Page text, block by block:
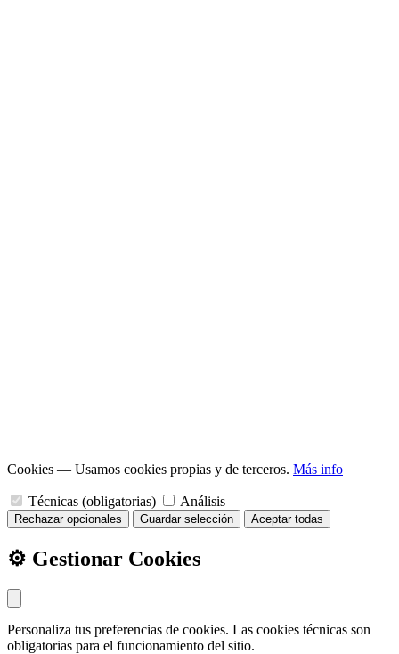
Cookies — Usamos cookies propias y de terceros. Más info
Técnicas (obligatorias) Análisis
Rechazar opcionales Guardar selección Aceptar todas
⚙️ Gestionar Cookies
Personaliza tus preferencias de cookies. Las cookies técnicas son
obligatorias para el funcionamiento del sitio.